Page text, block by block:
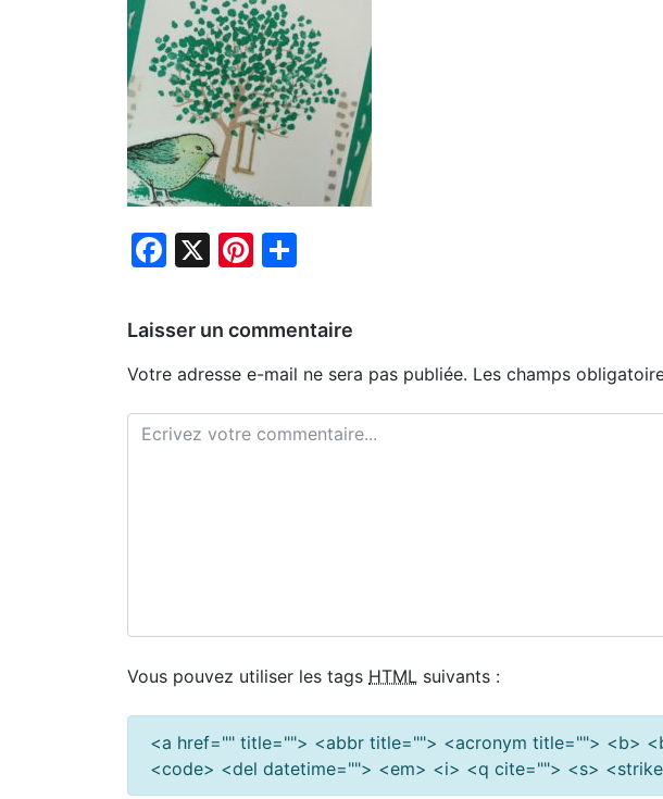
Facebook
X Pinterest
Laisser un commentaire
Votre adresse e-mail ne sera pas publiée. Les champs
Vous pouvez utiliser les tags HTML suivants :
<a href="" title=""> <abbr title=""> <acronym title=""> <b>
<code> <del datetime=""> <em> <i> <q cite=""> <s>